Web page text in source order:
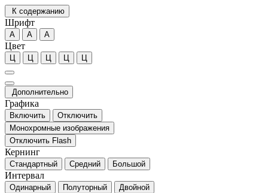
К содержанию
Шрифт
А А А
Цвет
Ц Ц Ц Ц Ц
Дополнительно
Графика
Включить
Отключить
Монохромные изображения
Отключить Flash
Кернинг
Стандартный Средний Большой
Интервал
Одинарный Полуторный Двойной